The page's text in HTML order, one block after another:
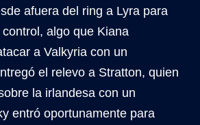
afuera del ring a Lyra para
algo que Kiana
a Valkyria con un
el relevo a Stratton, quien
la irlandesa con un
entró oportunamente para